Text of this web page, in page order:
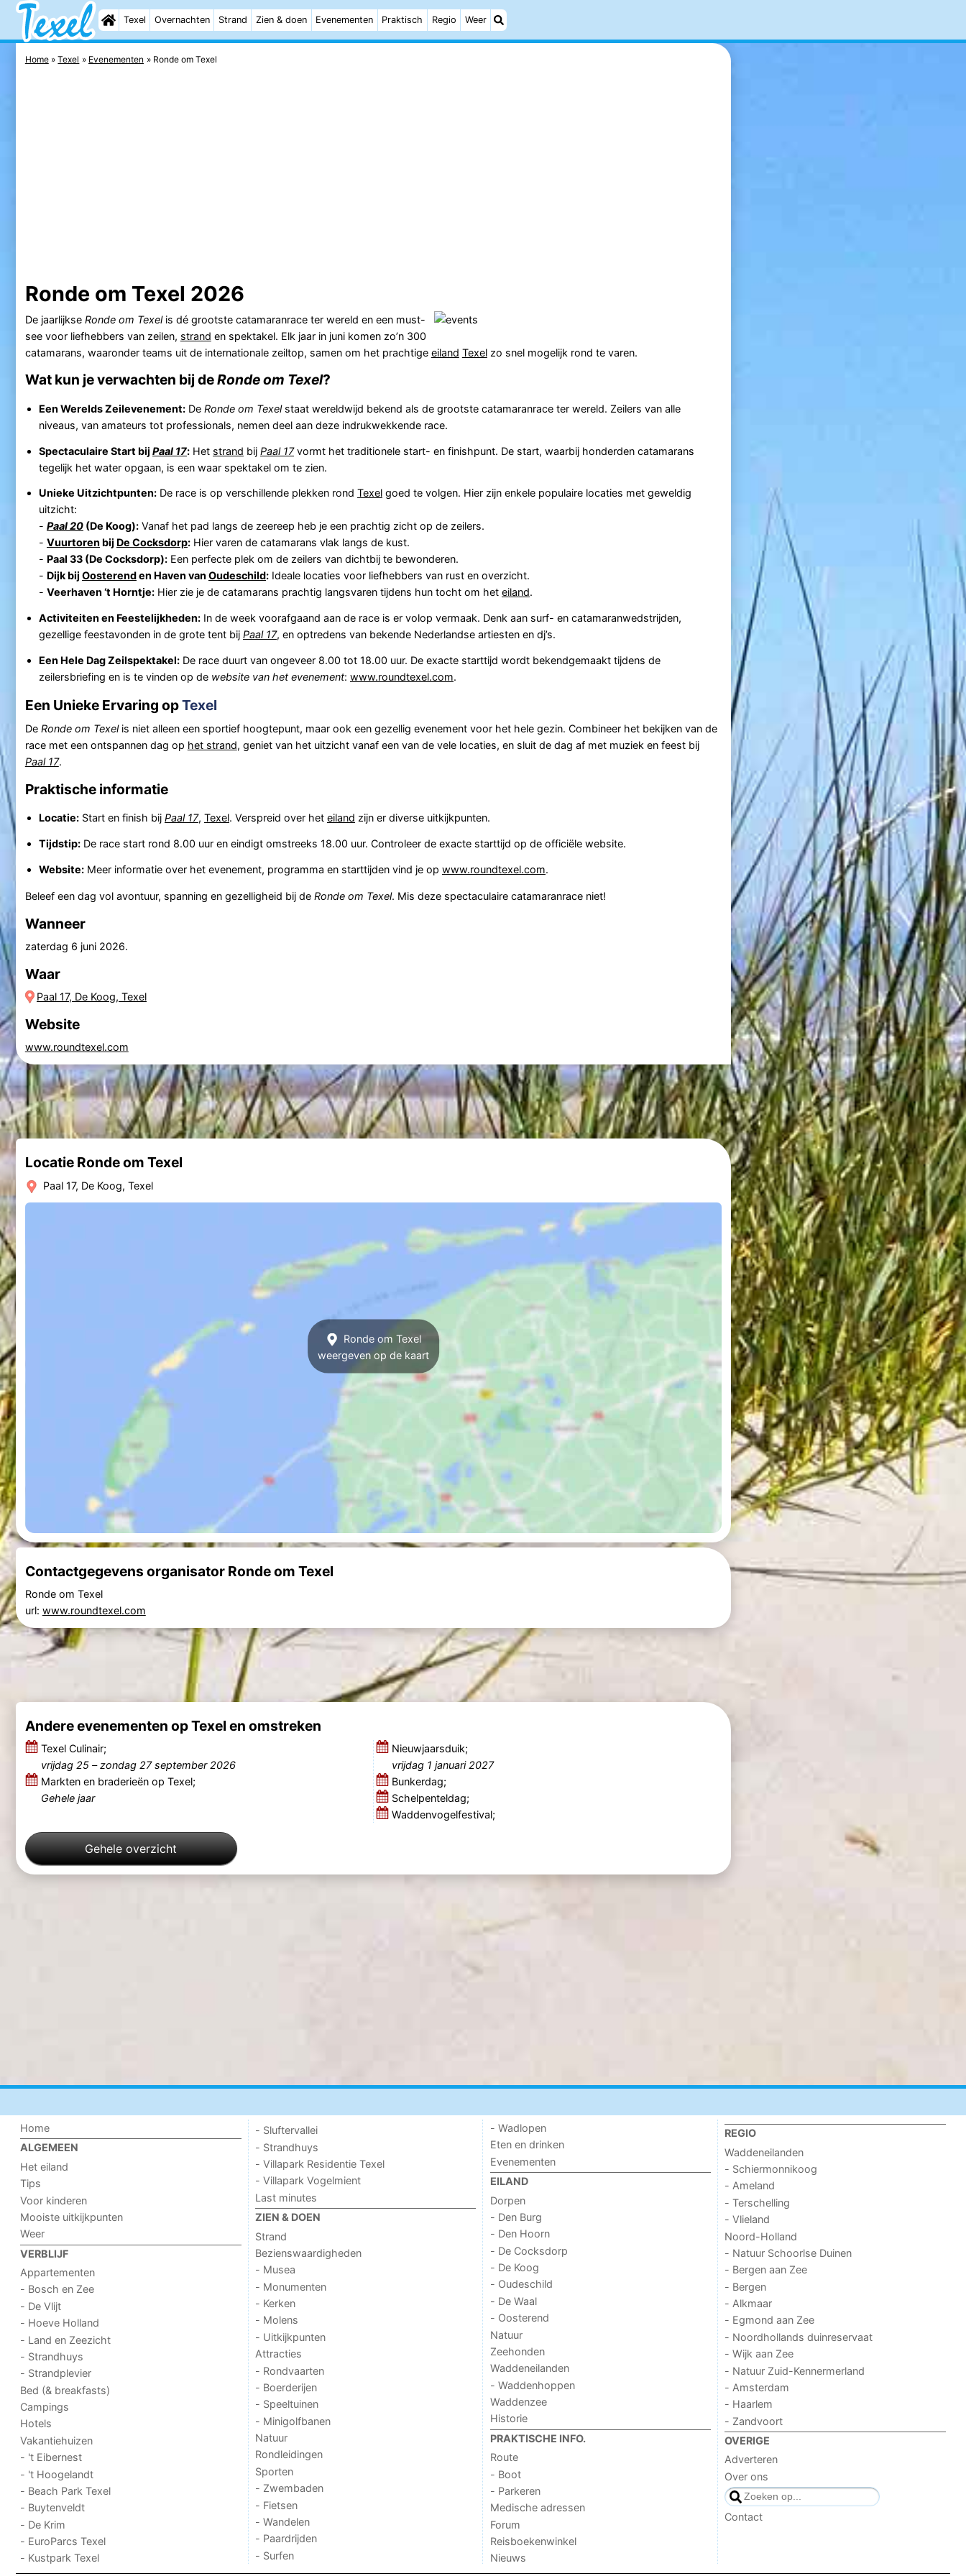
Texel Overnachten Strand Zien & doen Evenementen Praktisch Regio Weer
Home Texel Evenementen Ronde om Texel
Ronde om Texel 2026
De jaarlijkse Ronde om Texelis dé grootste catamaranrace ter wereld en een must-
see voor liefhebbers van zeilen, strand en spektakel. Elk jaar in juni komen zo’n 300
catamarans, waaronder teams uit de internationale zeiltop, samen om het prachtige eiland Texelzo snel mogelijk rond te varen.
Wat kun je verwachten bij deRonde om Texel?
Een Werelds Zeilevenement:De Ronde om Texelstaat wereldwijd bekend als de grootste catamaranrace ter wereld. Zeilers van alle
niveaus, van amateurs tot professionals, nemen deel aan deze indrukwekkende race.
Spectaculaire Start bij Paal 17:Het strand bij Paal 17vormt het traditionele start- en finishpunt. De start, waarbij honderden catamarans
tegelijk het water opgaan, is een waar spektakel om te zien.
Unieke Uitzichtpunten:De race is op verschillende plekken rond Texelgoed te volgen. Hier zijn enkele populaire locaties met geweldig
uitzicht:
- Paal 20(De Koog):Vanaf het pad langs de zeereep heb je een prachtig zicht op de zeilers.
- Vuurtoren bij De Cocksdorp:Hier varen de catamarans vlak langs de kust.
- Paal 33 (De Cocksdorp):Een perfecte plek om de zeilers van dichtbij te bewonderen.
- Dijk bij Oosterenden Haven van Oudeschild:Ideale locaties voor liefhebbers van rust en overzicht.
- Veerhaven ‘t Horntje:Hier zie je de catamarans prachtig langsvaren tijdens hun tocht om het eiland.
Activiteiten en Feestelijkheden:In de week voorafgaand aan de race is er volop vermaak. Denk aan surf- en catamaranwedstrijden,
gezellige feestavonden in de grote tent bij Paal 17, en optredens van bekende Nederlandse artiesten en dj’s.
Een Hele Dag Zeilspektakel:De race duurt van ongeveer 8.00 tot 18.00 uur. De exacte starttijd wordt bekendgemaakt tijdens de
zeilersbriefing en is te vinden op de website van het evenement: www.roundtexel.com.
Een Unieke Ervaring opTexel
De Ronde om Texelis niet alleen een sportief hoogtepunt, maar ook een gezellig evenement voor het hele gezin. Combineer het bekijken van de
race met een ontspannen dag op het strand, geniet van het uitzicht vanaf een van de vele locaties, en sluit de dag af met muziek en feest bij
Paal 17.
Praktische informatie
Locatie:Start en finish bij Paal 17, Texel. Verspreid over het eiland zijn er diverse uitkijkpunten.
Tijdstip:De race start rond 8.00 uur en eindigt omstreeks 18.00 uur. Controleer de exacte starttijd op de officiële website.
Website:Meer informatie over het evenement, programma en starttijden vind je op www.roundtexel.com.
Beleef een dag vol avontuur, spanning en gezelligheid bij de Ronde om Texel. Mis deze spectaculaire catamaranrace niet!
Wanneer
zaterdag 6 juni 2026.
Waar
Paal 17, De Koog, Texel
Website
www.roundtexel.com
Locatie Ronde om Texel
Paal 17, De Koog, Texel
Ronde om Texel
weergeven op de kaart
Contactgegevens organisator Ronde om Texel
Ronde om Texel
url: www.roundtexel.com
Andere evenementen op Texel en omstreken
Texel Culinair;
vrijdag 25–zondag 27 september 2026
Markten en braderieën op Texel;
Gehele jaar
Nieuwjaarsduik;
vrijdag 1 januari 2027
Bunkerdag;
Schelpenteldag;
Waddenvogelfestival;
Gehele overzicht
Home
ALGEMEEN
Het eiland
Tips
Voor kinderen
Mooiste uitkijkpunten
Weer
VERBLIJF
Appartementen
- Bosch en Zee
- De Vlijt
- Hoeve Holland
- Land en Zeezicht
- Strandhuys
- Strandplevier
Bed (& breakfasts)
Campings
Hotels
Vakantiehuizen
- 't Eibernest
- 't Hoogelandt
- Beach Park Texel
- Buytenveldt
- De Krim
- EuroParcs Texel
- Kustpark Texel
- Sluftervallei
- Strandhuys
- Villapark Residentie Texel
- Villapark Vogelmient
Last minutes
ZIEN & DOEN
Strand
Bezienswaardigheden
- Musea
- Monumenten
- Kerken
- Molens
- Uitkijkpunten
Attracties
- Rondvaarten
- Boerderijen
- Speeltuinen
- Minigolfbanen
Natuur
Rondleidingen
Sporten
- Zwembaden
- Fietsen
- Wandelen
- Paardrijden
- Surfen
- Wadlopen
Eten en drinken
Evenementen
EILAND
Dorpen
- Den Burg
- Den Hoorn
- De Cocksdorp
- De Koog
- Oudeschild
- De Waal
- Oosterend
Natuur
Zeehonden
Waddeneilanden
- Waddenhoppen
Waddenzee
Historie
PRAKTISCHE INFO.
Route
- Boot
- Parkeren
Medische adressen
Forum
Reisboekenwinkel
Nieuws
REGIO
Waddeneilanden
- Schiermonnikoog
- Ameland
- Terschelling
- Vlieland
Noord-Holland
- Natuur Schoorlse Duinen
- Bergen aan Zee
- Bergen
- Alkmaar
- Egmond aan Zee
- Noordhollands duinreservaat
- Wijk aan Zee
- Natuur Zuid-Kennermerland
- Amsterdam
- Haarlem
- Zandvoort
OVERIGE
Adverteren
Over ons
Contact